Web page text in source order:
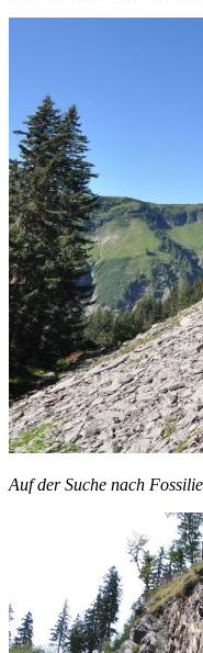
Auf der Suche nach